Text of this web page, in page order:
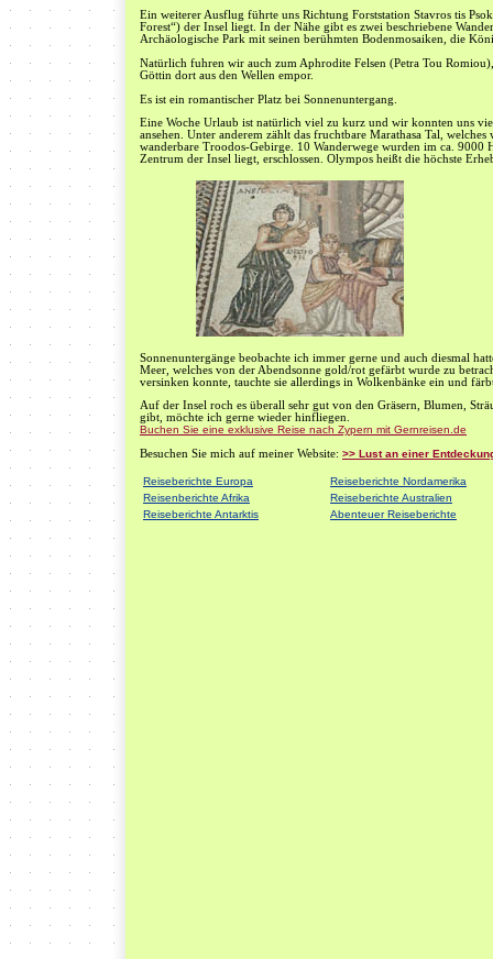
Ein weiterer Ausflug führte uns Richtung Forststation Stavros tis
Forest“) der Insel liegt. In der Nähe gibt es zwei beschriebene
Archäologische Park mit seinen berühmten Bodenmosaiken, die
Natürlich fuhren wir auch zum Aphrodite Felsen (Petra Tou
Göttin dort aus den Wellen empor.
Es ist ein romantischer Platz bei Sonnenuntergang.
Eine Woche Urlaub ist natürlich viel zu kurz und wir konnten uns
ansehen. Unter anderem zählt das fruchtbare Marathasa Tal,
wanderbare Troodos-Gebirge. 10 Wanderwege wurden im ca.
Zentrum der Insel liegt, erschlossen. Olympos heißt die höchste
Sonnenuntergänge beobachte ich immer gerne und auch diesmal
Meer, welches von der Abendsonne gold/rot gefärbt wurde zu
versinken konnte, tauchte sie allerdings in Wolkenbänke ein und
Auf der Insel roch es überall sehr gut von den Gräsern, Blumen,
gibt, möchte ich gerne wieder hinfliegen.
Buchen Sie eine exklusive Reise nach Zypern mit Gernreisen.de
Besuchen Sie mich auf meiner Website: >> Lust an einer
Reiseberichte Europa
Reiseberichte Nordamerika
Reisenberichte Afrika
Reiseberichte Australien
Reiseberichte Antarktis
Abenteuer Reiseberichte